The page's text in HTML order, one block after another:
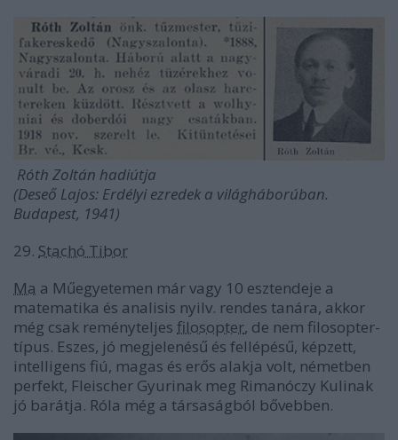
Róth Zoltán hadiútja
(Deseő Lajos: Erdélyi ezredek a világháborúban.
Budapest, 1941)
29. Stachó Tibor
Ma a Műegyetemen már vagy 10 esztendeje a
matematika és analisis nyilv. rendes tanára, akkor
még csak reményteljes filosopter, de nem filosopter-
típus. Eszes, jó megjelenésű és fellépésű, képzett,
intelligens fiú, magas és erős alakja volt, németben
perfekt, Fleischer Gyurinak meg Rimanóczy Kulinak
jó barátja. Róla még a társaságból bővebben.